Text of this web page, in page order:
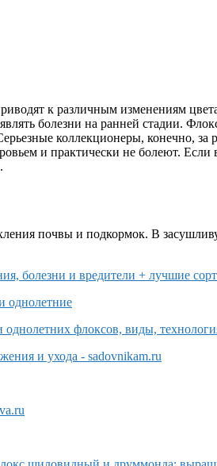
к различным изменениям
болезни на ранней стадии.
коллекционеры, конечно,
и практически не болеют. Если
почвы и подкормок. В